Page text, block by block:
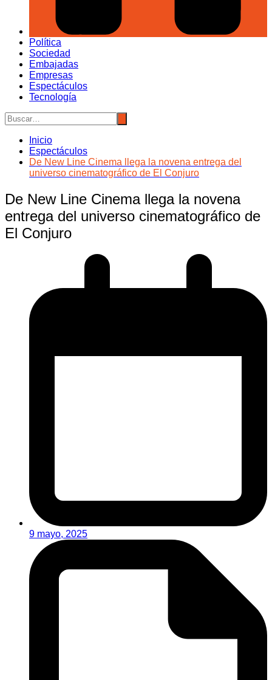
Política
Sociedad
Embajadas
Empresas
Espectáculos
Tecnología
Inicio
Espectáculos
De New Line Cinema llega la novena entrega del
universo cinematográfico de El Conjuro
De New Line Cinema llega la novena
entrega del universo cinematográfico de
El Conjuro
9 mayo, 2025